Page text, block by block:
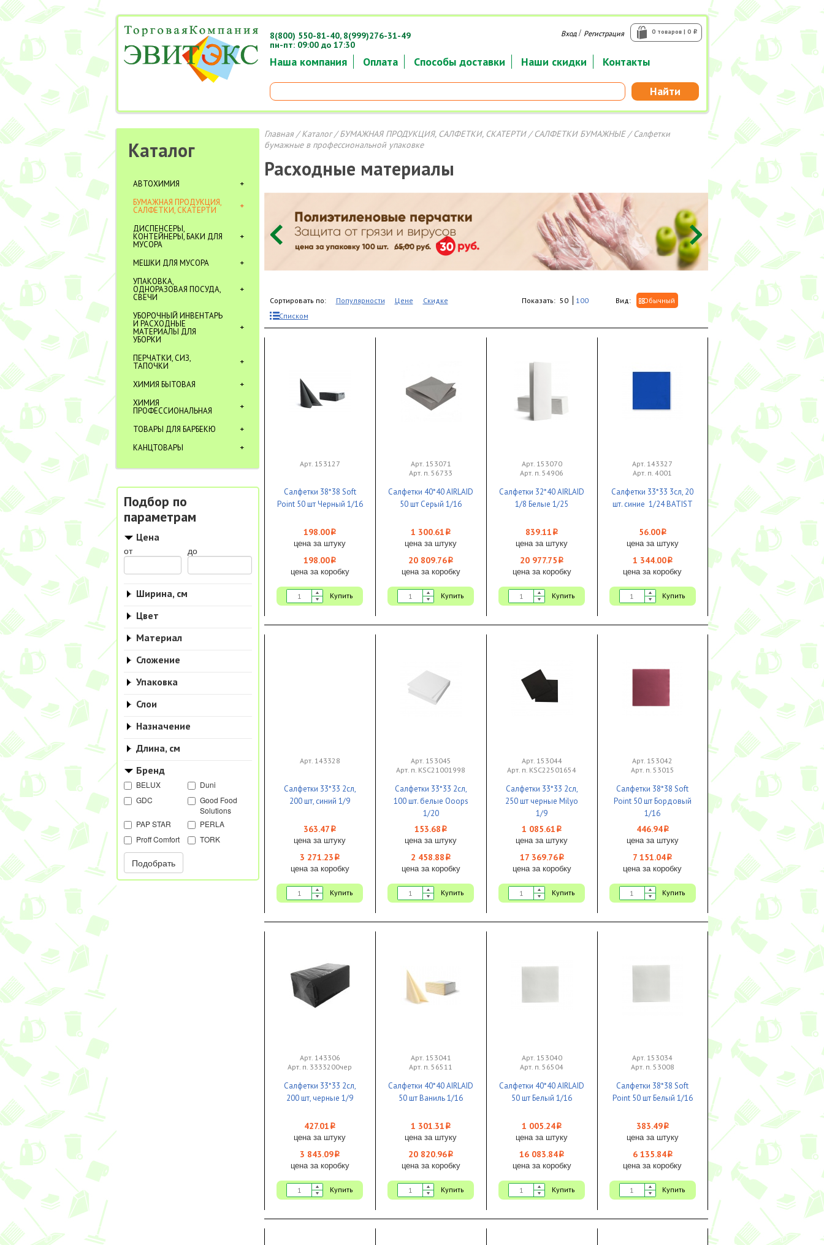
Наша компания Оплата Способы доставки Наши скидки Контакты
Найти
0 товаров | 0 i
Вход/ Регистрация
8(800) 550-81-40, 8(999)276-31-49
пн-пт: 09:00 до 17:30
Каталог
АВТОХИМИЯ
БУМАЖНАЯ ПРОДУКЦИЯ,
САЛФЕТКИ, СКАТЕРТИ
ДИСПЕНСЕРЫ,
КОНТЕЙНЕРЫ, БАКИ ДЛЯ
МУСОРА
МЕШКИ ДЛЯ МУСОРА
УПАКОВКА,
ОДНОРАЗОВАЯ ПОСУДА,
СВЕЧИ
УБОРОЧНЫЙ ИНВЕНТАРЬ
И РАСХОДНЫЕ
МАТЕРИАЛЫ ДЛЯ
УБОРКИ
ПЕРЧАТКИ, СИЗ,
ТАПОЧКИ
ХИМИЯ БЫТОВАЯ
ХИМИЯ
ПРОФЕССИОНАЛЬНАЯ
ТОВАРЫ ДЛЯ БАРБЕКЮ
КАНЦТОВАРЫ
Подбор по
параметрам
Цена
от до
Ширина, см
Цвет
Материал
Сложение
Упаковка
Слои
Назначение
Длина, см
Бренд
BELUX
Duni
GDC
Good Food
Solutions
PAP STAR
PERLA
Proff Comfort
TORK
Подобрать
Главная/Каталог/БУМАЖНАЯ ПРОДУКЦИЯ, САЛФЕТКИ, СКАТЕРТИ/САЛФЕТКИ БУМАЖНЫЕ/ Салфетки
бумажные в профессиональной упаковке
Расходные материалы
Сортировать по: Популярности Цене Скидке Показать: 50 100 Вид:
Обычный
Списком
Арт. 153127
Салфетки 38*38 Soft
Point 50 шт Черный 1/16
198.00i
цена за штуку
198.00i
цена за коробку
Купить
Арт. 153071
Арт. п. 56733
Салфетки 40*40 AIRLAID
50 шт Серый 1/16
1 300.61 i
цена за штуку
20 809.76i
цена за коробку
Купить
Арт. 153070
Арт. п. 54906
Салфетки 32*40 AIRLAID
1/8 Белые 1/25
839.11 i
цена за штуку
20 977.75 i
цена за коробку
Купить
Арт. 143327
Арт. п. 4001
Салфетки 33*33 3сл, 20
шт. синие 1/24 BATIST
56.00i
цена за штуку
1 344.00i
цена за коробку
Купить
Арт. 143328
Салфетки 33*33 2сл,
200 шт, синий 1/9
363.47 i
цена за штуку
3 271.23 i
цена за коробку
Купить
Арт. 153045
Арт. п. KSC21001998
Салфетки 33*33 2сл,
100 шт. белые Ooops
1/20
153.68 i
цена за штуку
2 458.88 i
цена за коробку
Купить
Арт. 153044
Арт. п. KSC22501654
Салфетки 33*33 2сл,
250 шт черные Milyo
1/9
1 085.61 i
цена за штуку
17 369.76i
цена за коробку
Купить
Арт. 153042
Арт. п. 53015
Салфетки 38*38 Soft
Point 50 шт Бордовый
1/16
446.94i
цена за штуку
7 151.04i
цена за коробку
Купить
Арт. 143306
Арт. п. 3333200чер
Салфетки 33*33 2сл,
200 шт, черные 1/9
427.01 i
цена за штуку
3 843.09i
цена за коробку
Купить
Арт. 153041
Арт. п. 56511
Салфетки 40*40 AIRLAID
50 шт Ваниль 1/16
1 301.31 i
цена за штуку
20 820.96i
цена за коробку
Купить
Арт. 153040
Арт. п. 56504
Салфетки 40*40 AIRLAID
50 шт Белый 1/16
1 005.24i
цена за штуку
16 083.84i
цена за коробку
Купить
Арт. 153034
Арт. п. 53008
Салфетки 38*38 Soft
Point 50 шт Белый 1/16
383.49i
цена за штуку
6 135.84i
цена за коробку
Купить